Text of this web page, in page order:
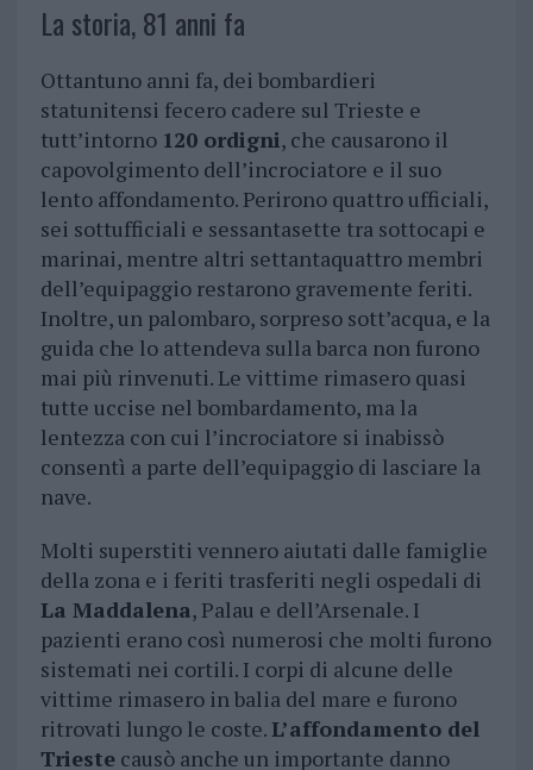
La storia, 81 anni fa
Ottantuno anni fa, dei bombardieri
statunitensi fecero cadere sul Trieste e
tutt’intorno 120 ordigni, che causarono il
capovolgimento dell’incrociatore e il suo
lento affondamento. Perirono quattro ufficiali,
sei sottufficiali e sessantasette tra sottocapi e
marinai, mentre altri settantaquattro membri
dell’equipaggio restarono gravemente feriti.
Inoltre, un palombaro, sorpreso sott’acqua, e la
guida che lo attendeva sulla barca non furono
mai più rinvenuti. Le vittime rimasero quasi
tutte uccise nel bombardamento, ma la
lentezza con cui l’incrociatore si inabissò
consentì a parte dell’equipaggio di lasciare la
nave.
Molti superstiti vennero aiutati dalle famiglie
della zona e i feriti trasferiti negli ospedali di
La Maddalena, Palau e dell’Arsenale. I
pazienti erano così numerosi che molti furono
sistemati nei cortili. I corpi di alcune delle
vittime rimasero in balia del mare e furono
ritrovati lungo le coste.L’affondamento del
Triestecausò anche un importante danno